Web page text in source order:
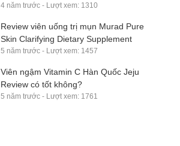
4 năm trước - Lượt xem: 1310
Review viên uống trị mụn Murad Pure
Skin Clarifying Dietary Supplement
5 năm trước - Lượt xem: 1457
Viên ngậm Vitamin C Hàn Quốc Jeju
Review có tốt không?
5 năm trước - Lượt xem: 1761